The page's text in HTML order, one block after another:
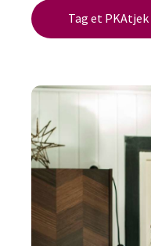
Tag et PKAtjek